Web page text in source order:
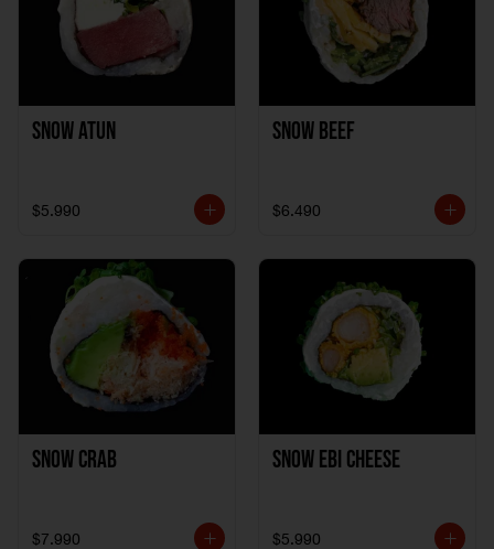
Snow Atun
$5.990
Snow Beef
$6.490
Snow Crab
$7.990
Snow Ebi Cheese
$5.990